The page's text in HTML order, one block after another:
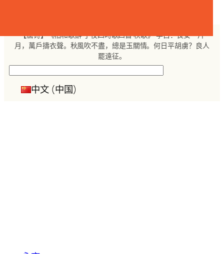
内
【唐诗】《相和歌辭 子夜四時歌四首 秋歌》 李白：長安一片
月，萬戶擣衣聲。秋風吹不盡，總是玉關情。何日平胡虜？良人
罷遠征。
中文 (中国)